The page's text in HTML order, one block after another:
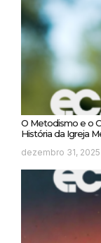
O Metodismo e o
História da Igreja
dezembro 31, 2025